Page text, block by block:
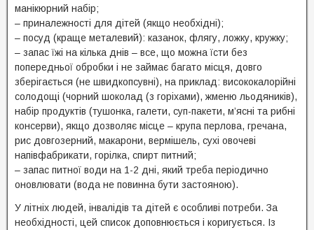
манікюрний набір;
– приналежності для дітей (якщо необхідні);
– посуд (краще металевий): казанок, флягу, ложку, кружку;
– запас їжі на кілька днів – все, що можна їсти без
попередньої обробки і не займає багато місця, довго
зберігається (не швидкопсувні), на приклад: висококалорійні
солодощі (чорний шоколад (з горіхами), жменю льодяників),
набір продуктів (тушонка, галети, суп-пакети, м’ясні та рибні
консерви), якщо дозволяє місце – крупа перлова, гречана,
рис довгозерний, макарони, вермішель, сухі овочеві
напівфабрикати, горілка, спирт питний;
– запас питної води на 1-2 дні, який треба періодично
оновлювати (вода не повинна бути застояною).
У літніх людей, інвалідів та дітей є особливі потреби. За
необхідності, цей список доповнюється і коригується. Із